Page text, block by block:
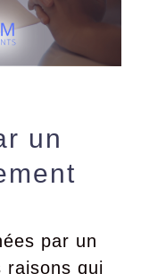
un
par un
raisons qui